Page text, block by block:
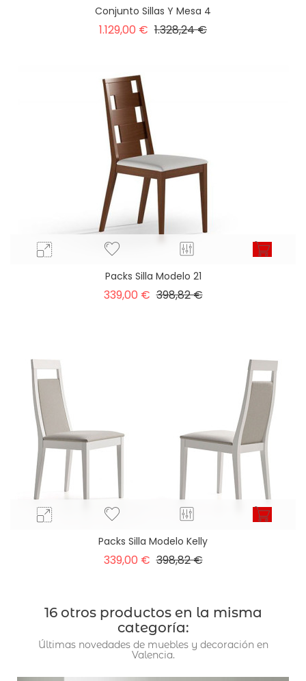
Conjunto Sillas Y Mesa 4
1.129,00 € Precio
1.328,24 €Precio
Packs Silla Modelo 21
339,00 € Precio
398,82 €Precio
Packs Silla Modelo Kelly
339,00 € Precio
398,82 €Precio
16 otros productos en la misma
categoría:
Últimas novedades de muebles y decoración en
Valencia.